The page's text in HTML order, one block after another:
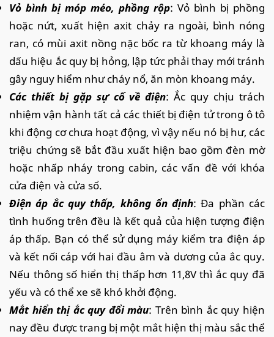
Vỏ bình bị móp méo, phồng rộp: Vỏ bình bị phồng
hoặc nứt, xuất hiện axit chảy ra ngoài, bình nóng
ran, có mùi axit nồng nặc bốc ra từ khoang máy là
dấu hiệu ắc quy bị hỏng, lập tức phải thay mới tránh
gây nguy hiểm như cháy nổ, ăn mòn khoang máy.
Các thiết bị gặp sự cố về điện: Ắc quy chịu trách
nhiệm vận hành tất cả các thiết bị điện tử trong ô tô
khi động cơ chưa hoạt động, vì vậy nếu nó bị hư, các
triệu chứng sẽ bắt đầu xuất hiện bao gồm đèn mờ
hoặc nhấp nháy trong cabin, các vấn đề với khóa
cửa điện và cửa sổ.
Điện áp ắc quy thấp, không ổn định: Đa phần các
tình huống trên đều là kết quả của hiện tượng điện
áp thấp. Bạn có thể sử dụng máy kiểm tra điện áp
và kết nối cáp với hai đầu âm và dương của ắc quy.
Nếu thông số hiển thị thấp hơn 11,8V thì ắc quy đã
yếu và có thể xe sẽ khó khởi động.
Mắt hiển thị ắc quy đổi màu: Trên bình ắc quy hiện
nay đều được trang bị một mắt hiện thị màu sắc thể